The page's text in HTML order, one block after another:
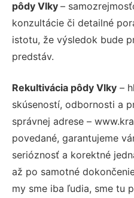
pôdy Vlky –
konzultácie či detailné
istotu, že výsledok bude
predstáv.
Rekultivácia pôdy Vlky –
skúseností, odbornosti a
správnej adrese –
povedané, garantujeme
serióznosť a korektné
až po samotné
my sme iba ľudia, sme tu